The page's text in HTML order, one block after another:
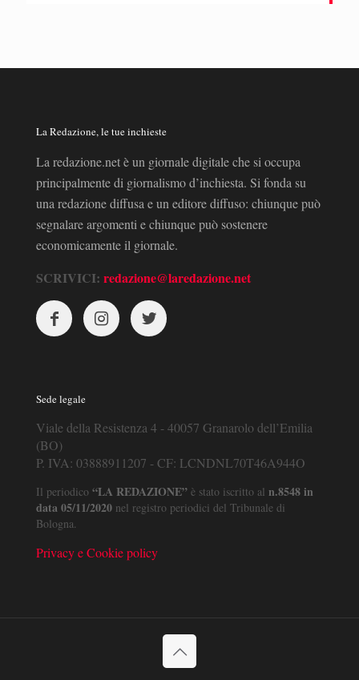
La Redazione, le tue inchieste
La redazione.net è un giornale digitale che si occupa
principalmente di giornalismo d’inchiesta. Si fonda su
una redazione diffusa e un editore diffuso: chiunque può
segnalare argomenti e chiunque può sostenere
economicamente il giornale.
SCRIVICI: redazione@laredazione.net
Sede legale
Viale della Resistenza 4 - 40057 Granarolo dell’Emilia
(BO)
P. IVA: 03888911207 - CF: LCNDNL70T46A944O
Il periodico “LA REDAZIONE” è stato iscritto al n.8548 in
data 05/11/2020 nel registro periodici del Tribunale di
Bologna.
Privacy e Cookie policy